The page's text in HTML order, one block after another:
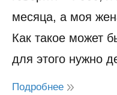
месяца, а моя
Как такое может
для этого нужно
Подробнее